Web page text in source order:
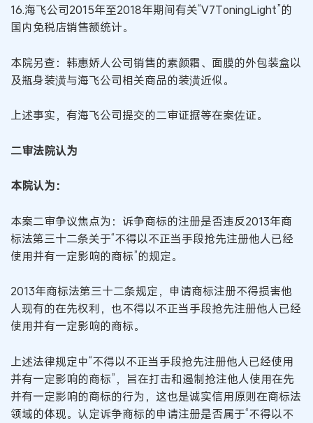
16.海飞公司2015年至2018年期间有关“V7ToningLight”的
国内免税店销售额统计。
本院另查：韩惠娇人公司销售的素颜霜、面膜的外包装盒以
及瓶身装潢与海飞公司相关商品的装潢近似。
上述事实，有海飞公司提交的二审证据等在案佐证。
二审法院认为
本院认为：
本案二审争议焦点为：诉争商标的注册是否违反2013年商
标法第三十二条关于“不得以不正当手段抢先注册他人已经
使用并有一定影响的商标”的规定。
2013年商标法第三十二条规定，申请商标注册不得损害他
人现有的在先权利，也不得以不正当手段抢先注册他人已经
使用并有一定影响的商标。
上述法律规定中“不得以不正当手段抢先注册他人已经使用
并有一定影响的商标”，旨在打击和遏制抢注他人使用在先
并有一定影响的商标的行为，这也是诚实信用原则在商标法
领域的体现。认定诉争商标的申请注册是否属于“不得以不